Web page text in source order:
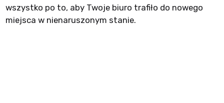
wszystko po to, aby Twoje biuro trafiło do nowego
miejsca w nienaruszonym stanie.